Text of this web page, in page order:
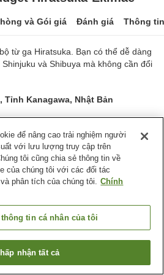
và Gói giá Đánh giá Thông
từ ga Hiratsuka. Bạn có thể dễ dàng
và Shibuya mà không cần đổi
Tỉnh Kanagawa, Nhật Bản
Quầy ăn nhẹ về đêm
Kanagawa
Thành phố Hiratsuka
Ekimae
phòng trống
để nâng cao trải nghiệm người
với lưu lượng truy cập trên
tôi cũng chia sẻ thông tin về
của chúng tôi với các đối tác
phân tích của chúng tôi. Chính
tin cá nhân của tôi
nhận tất cả